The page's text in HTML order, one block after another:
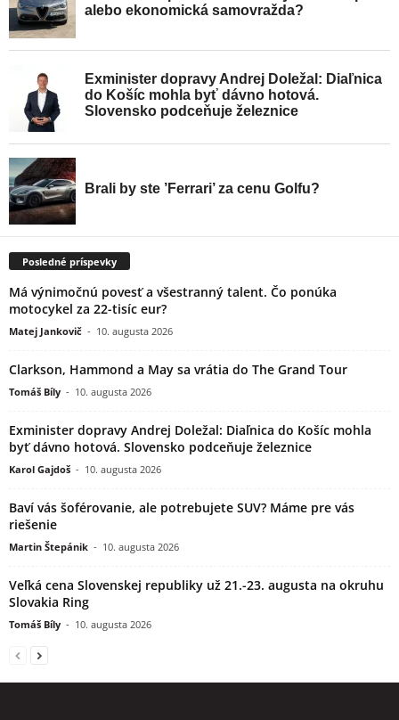
Posledné príspevky
Má výnimočnú povesť a všestranný talent. Čo ponúka
motocykel za 22-tisíc eur?
Matej Jankovič - 10. augusta 2026
Clarkson, Hammond a May sa vrátia do The Grand Tour
Tomáš Bíly - 10. augusta 2026
Exminister dopravy Andrej Doležal: Diaľnica do Košíc mohla
byť dávno hotová. Slovensko podceňuje železnice
Karol Gajdoš - 10. augusta 2026
Baví vás šoférovanie, ale potrebujete SUV? Máme pre vás
riešenie
Martin Štepánik - 10. augusta 2026
Veľká cena Slovenskej republiky už 21.-23. augusta na okruhu
Slovakia Ring
Tomáš Bíly - 10. augusta 2026